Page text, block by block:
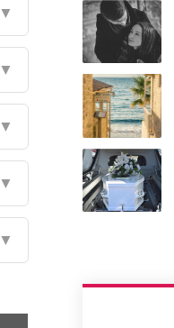
▼
▼
▼
▼
▼